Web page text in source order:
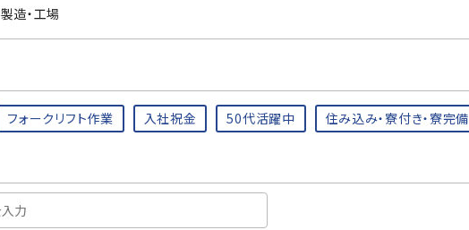
製造・工場
フォークリフト作業 入社祝金 50代活躍中 住み込み・寮付き・寮完備